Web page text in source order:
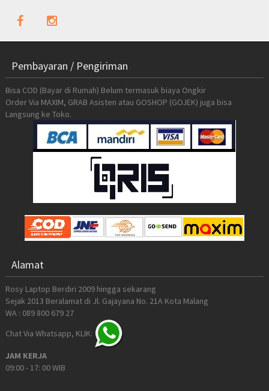
Pembayaran / Pengiriman
Bisa COD (Bayar di Rumah) Belum termasuk biaya Ongkir
Order Via MAXIM, GRAB Asisten atau GOSHOP (GOJEK) juga bisa
Langsung ke Toko.
Alamat
Rosy Laptop Berdiri 2009 hingga sekarang
Sejak 2013 Beralamat di Jl. Gajayana No. 21A Kota Malang
WA : 089 800 679 27
Chat Via Whatsapp, KLIK:
JAM KERJA
09:00 - 17: 00 WIB